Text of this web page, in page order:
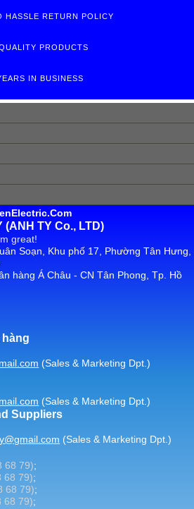
HASSLE RETURN POLICY
PRODUCTS
IN BUSINESS
(ANH TY Co., LTD)
great!
Soạn, Khu phố 17, Phường Tân Hưng,
hàng Á Châu - CN Tân Phong, Tp. Hồ
hàng
(Sales & Marketing Dpt.)
(Sales & Marketing Dpt.)
Suppliers
(Sales & Marketing Dpt.)
68 79);
68 79);
68 79);
68 79);